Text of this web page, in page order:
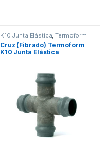
K10 Junta Elástica,Termoform
Cruz (Fibrado) Termoform
K10 Junta Elástica